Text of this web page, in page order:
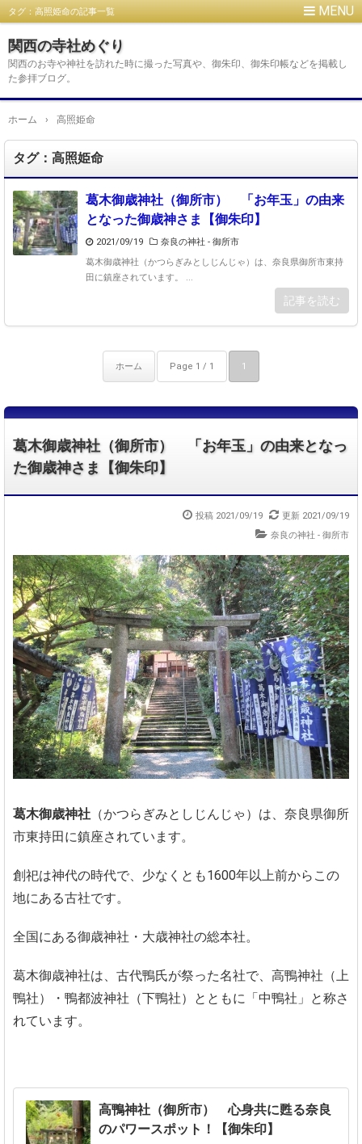
タグ：高照姫命の記事一覧
関西の寺社めぐり
関西のお寺や神社を訪れた時に撮った写真や、御朱印、御朱印帳などを掲載し
た参拝ブログ。
ホーム › 高照姫命
タグ：高照姫命
葛木御歳神社（御所市） 「お年玉」の由来
となった御歳神さま【御朱印】
2021/09/19
奈良の神社 - 御所市
葛木御歳神社（かつらぎみとしじんじゃ）は、奈良県御所市東持
田に鎮座されています。 ...
記事を読む
ホーム Page 1 / 1 1
葛木御歳神社（御所市） 「お年玉」の由来となっ
た御歳神さま【御朱印】
投稿 2021/09/19
更新 2021/09/19
奈良の神社 - 御所市
葛木御歳神社 （かつらぎみとしじんじゃ）は、奈良県御所
市東持田に鎮座されています。
創祀は神代の時代で、少なくとも1600年以上前からこの
地にある古社です。
全国にある御歳神社・大歳神社の総本社。
葛木御歳神社は、古代鴨氏が祭った名社で、高鴨神社（上
鴨社）・鴨都波神社（下鴨社）とともに「中鴨社」と称さ
れています。
高鴨神社（御所市） 心身共に甦る奈良
のパワースポット！【御朱印】